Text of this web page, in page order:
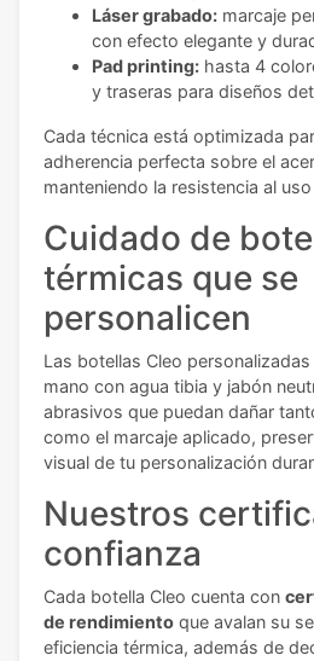
Láser grabado: marcaje
con efecto elegante y
Pad printing: hasta 4
y traseras para diseños
Cada técnica está optimizada
adherencia perfecta sobre el
manteniendo la resistencia al
Cuidado de
térmicas que se
personalicen
Las botellas Cleo
mano con agua tibia y jabón
abrasivos que puedan dañar
como el marcaje aplicado,
visual de tu personalización
Nuestros
confianza
Cada botella Cleo cuenta con
de rendimiento que avalan su
eficiencia térmica, además de